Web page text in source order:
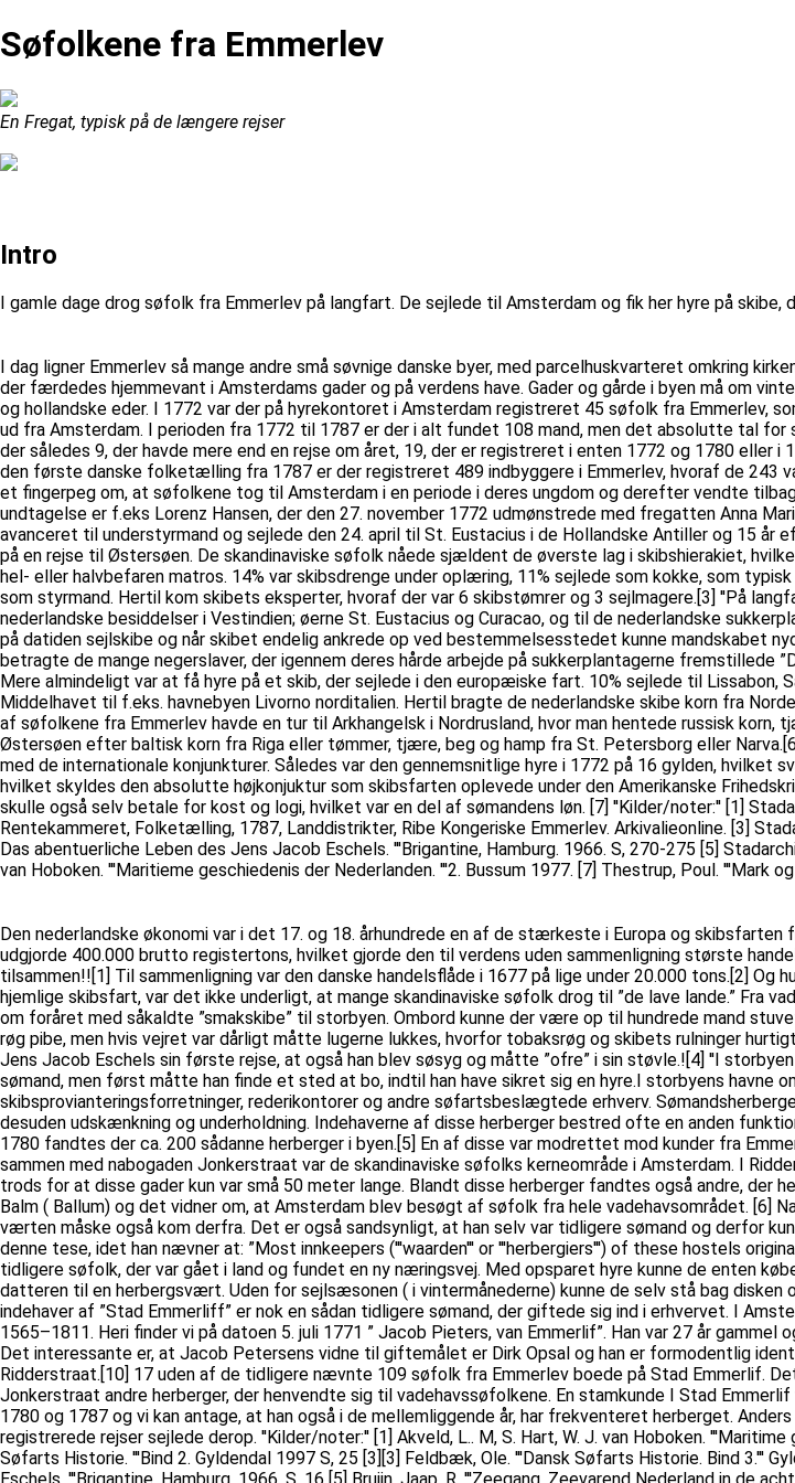
Søfolkene fra Emmerlev
En Fregat, typisk på de længere rejser
Intro
I gamle dage drog søfolk fra Emmerlev på langfart. De sejlede til Amsterdam og fik her hyre på skibe,
I dag ligner Emmerlev så mange andre små søvnige danske byer, med parcelhuskvarteret omkring
der færdedes hjemmevant i Amsterdams gader og på verdens have. Gader og gårde i byen må om
og hollandske eder. I 1772 var der på hyrekontoret i Amsterdam registreret 45 søfolk fra Emmerlev,
ud fra Amsterdam. I perioden fra 1772 til 1787 er der i alt fundet 108 mand, men det absolutte tal
der således 9, der havde mere end en rejse om året, 19, der er registreret i enten 1772 og 1780 eller
den første danske folketælling fra 1787 er der registreret 489 indbyggere i Emmerlev, hvoraf de 243
et fingerpeg om, at søfolkene tog til Amsterdam i en periode i deres ungdom og derefter vendte
undtagelse er f.eks Lorenz Hansen, der den 27. november 1772 udmønstrede med fregatten Anna
avanceret til understyrmand og sejlede den 24. april til St. Eustacius i de Hollandske Antiller og 15
på en rejse til Østersøen. De skandinaviske søfolk nåede sjældent de øverste lag i skibshierakiet,
hel- eller halvbefaren matros. 14% var skibsdrenge under oplæring, 11% sejlede som kokke, som
som styrmand. Hertil kom skibets eksperter, hvoraf der var 6 skibstømrer og 3 sejlmagere.[3] ''På
nederlandske besiddelser i Vestindien; øerne St. Eustacius og Curacao, og til de nederlandske
på datiden sejlskibe og når skibet endelig ankrede op ved bestemmelsesstedet kunne mandskabet
betragte de mange negerslaver, der igennem deres hårde arbejde på sukkerplantagerne fremstillede
Mere almindeligt var at få hyre på et skib, der sejlede i den europæiske fart. 10% sejlede til Lissabon,
Middelhavet til f.eks. havnebyen Livorno norditalien. Hertil bragte de nederlandske skibe korn fra
af søfolkene fra Emmerlev havde en tur til Arkhangelsk i Nordrusland, hvor man hentede russisk
Østersøen efter baltisk korn fra Riga eller tømmer, tjære, beg og hamp fra St. Petersborg eller
med de internationale konjunkturer. Således var den gennemsnitlige hyre i 1772 på 16 gylden, hvilket
hvilket skyldes den absolutte højkonjuktur som skibsfarten oplevede under den Amerikanske
skulle også selv betale for kost og logi, hvilket var en del af sømandens løn. [7] ''Kilder/noter:'' [1]
Rentekammeret, Folketælling, 1787, Landdistrikter, Ribe Kongeriske Emmerlev. Arkivalieonline. [3]
Das abentuerliche Leben des Jens Jacob Eschels. '''Brigantine, Hamburg. 1966. S, 270-275 [5]
van Hoboken. '''Maritieme geschiedenis der Nederlanden. '''2. Bussum 1977. [7] Thestrup, Poul. '''Mark
Den nederlandske økonomi var i det 17. og 18. århundrede en af de stærkeste i Europa og
udgjorde 400.000 brutto registertons, hvilket gjorde den til verdens uden sammenligning største
tilsammen!![1] Til sammenligning var den danske handelsflåde i 1677 på lige under 20.000 tons.[2]
hjemlige skibsfart, var det ikke underligt, at mange skandinaviske søfolk drog til ”de lave lande.”
om foråret med såkaldte ”smakskibe” til storbyen. Ombord kunne der være op til hundrede mand
røg pibe, men hvis vejret var dårligt måtte lugerne lukkes, hvorfor tobaksrøg og skibets rulninger
Jens Jacob Eschels sin første rejse, at også han blev søsyg og måtte ”ofre” i sin støvle.![4] ''I
sømand, men først måtte han finde et sted at bo, indtil han have sikret sig en hyre.I storbyens havne
skibsprovianteringsforretninger, rederikontorer og andre søfartsbeslægtede erhverv.
desuden udskænkning og underholdning. Indehaverne af disse herberger bestred ofte en anden
1780 fandtes der ca. 200 sådanne herberger i byen.[5] En af disse var modrettet mod kunder fra
sammen med nabogaden Jonkerstraat var de skandinaviske søfolks kerneområde i Amsterdam. I
trods for at disse gader kun var små 50 meter lange. Blandt disse herberger fandtes også andre,
Balm ( Ballum) og det vidner om, at Amsterdam blev besøgt af søfolk fra hele vadehavsområdet. [6]
værten måske også kom derfra. Det er også sandsynligt, at han selv var tidligere sømand og derfor
denne tese, idet han nævner at: ”Most innkeepers ('''waarden''' or '''herbergiers''') of these hostels
tidligere søfolk, der var gået i land og fundet en ny næringsvej. Med opsparet hyre kunne de enten
datteren til en herbergsvært. Uden for sejlsæsonen ( i vintermånederne) kunne de selv stå bag
indehaver af ”Stad Emmerliff” er nok en sådan tidligere sømand, der giftede sig ind i erhvervet. I
1565–1811. Heri finder vi på datoen 5. juli 1771 ” Jacob Pieters, van Emmerlif”. Han var 27 år
Det interessante er, at Jacob Petersens vidne til giftemålet er Dirk Opsal og han er formodentlig
Ridderstraat.[10] 17 uden af de tidligere nævnte 109 søfolk fra Emmerlev boede på Stad Emmerlif.
Jonkerstraat andre herberger, der henvendte sig til vadehavssøfolkene. En stamkunde I Stad
1780 og 1787 og vi kan antage, at han også i de mellemliggende år, har frekventeret herberget.
registrerede rejser sejlede derop. ''Kilder/noter:'' [1] Akveld, L.. M, S. Hart, W. J. van Hoboken.
Søfarts Historie. '''Bind 2. Gyldendal 1997 S, 25 [3][3] Feldbæk, Ole. '''Dansk Søfarts Historie. Bind 3.'''
Eschels. '''Brigantine, Hamburg. 1966. S, 16 [5] Bruijn, Jaap, R. '''Zeegang. Zeevarend Nederland in de